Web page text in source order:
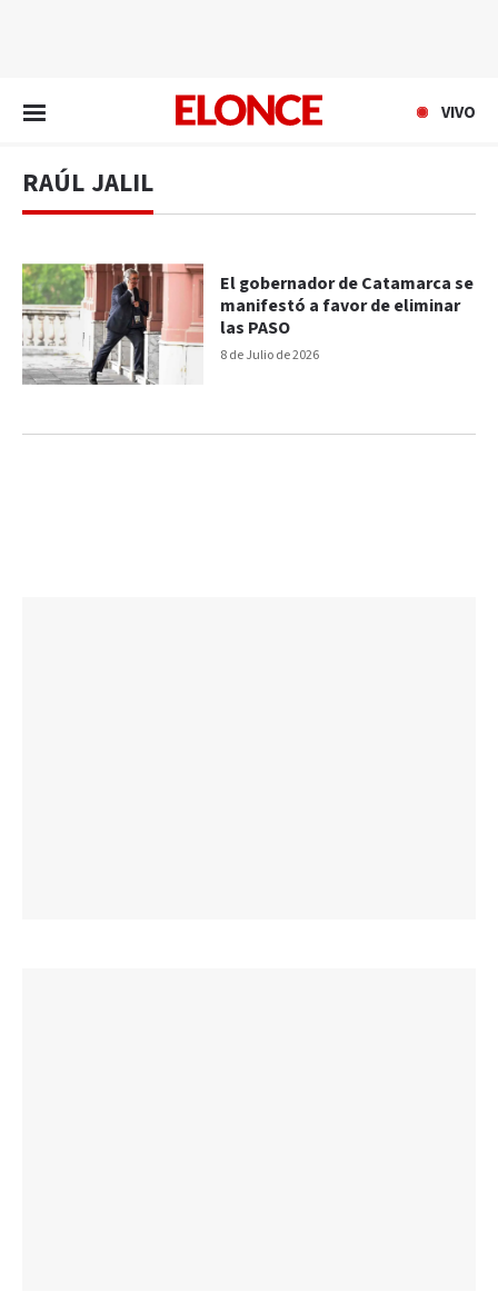
VIVO
RAÚL JALIL
8 de Julio de 2026
El gobernador de Catamarca se
manifestó a favor de eliminar
las PASO